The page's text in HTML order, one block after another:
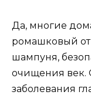
Да, многие
ромашковый
шампуня,
очищения век.
заболевания